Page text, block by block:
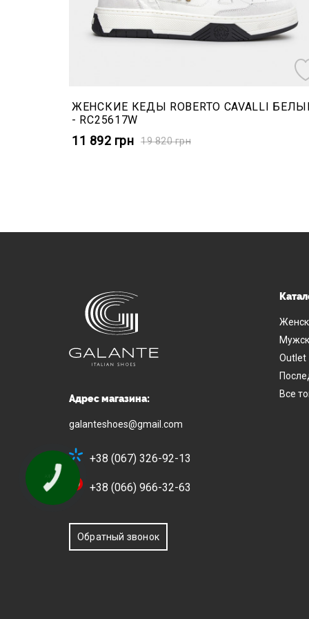
ЖЕНСКИЕ КЕДЫ ROBERTO CAVALLI
- RC25617W
11 892 грн 19 820грн
Адрес магазина:
galanteshoes@gmail.com
+38 (067) 326-92-13
+38 (066) 966-32-63
Обратный звонок
Outlet
Все